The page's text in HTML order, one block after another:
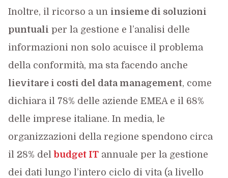
Inoltre, il ricorso a un insieme di soluzioni
puntuali per la gestione e l’analisi delle
informazioni non solo acuisce il problema
della conformità, ma sta facendo anche
lievitare i costi del data management, come
dichiara il 78% delle aziende EMEA e il 68%
delle imprese italiane. In media, le
organizzazioni della regione spendono circa
il 28% del budget ITannuale per la gestione
dei dati lungo l’intero ciclo di vita (a livello